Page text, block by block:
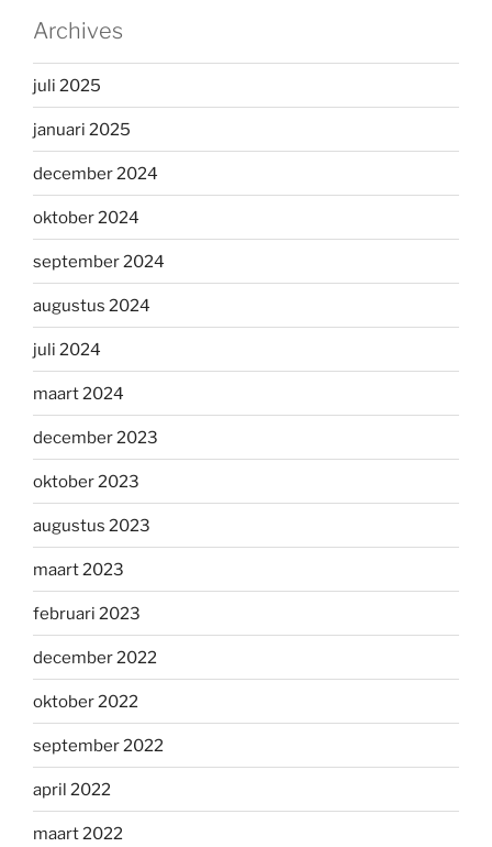
Archives
juli 2025
januari 2025
december 2024
oktober 2024
september 2024
augustus 2024
juli 2024
maart 2024
december 2023
oktober 2023
augustus 2023
maart 2023
februari 2023
december 2022
oktober 2022
september 2022
april 2022
maart 2022